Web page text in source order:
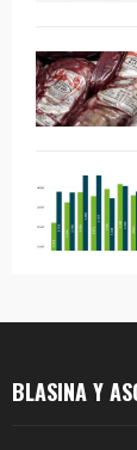
BLASINA Y